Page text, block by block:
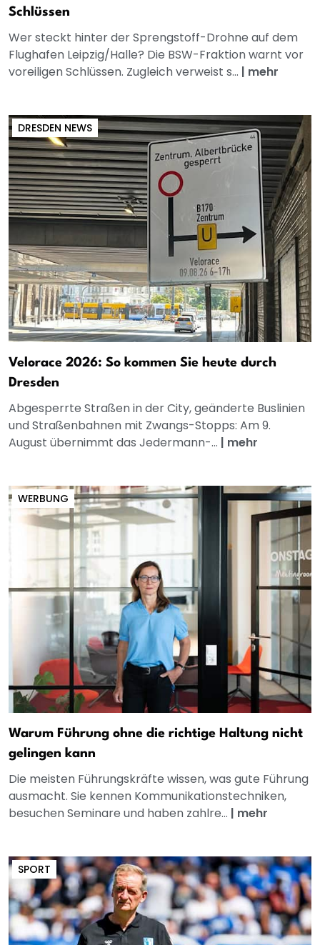
Schlüssen
Wer steckt hinter der Sprengstoff-Drohne auf dem
Flughafen Leipzig/Halle? Die BSW-Fraktion warnt vor
voreiligen Schlüssen. Zugleich verweist s... | mehr
DRESDEN NEWS
Velorace 2026: So kommen Sie heute durch
Dresden
Abgesperrte Straßen in der City, geänderte Buslinien
und Straßenbahnen mit Zwangs-Stopps: Am 9.
August übernimmt das Jedermann-... | mehr
WERBUNG
Warum Führung ohne die richtige Haltung nicht
gelingen kann
Die meisten Führungskräfte wissen, was gute Führung
ausmacht. Sie kennen Kommunikationstechniken,
besuchen Seminare und haben zahlre... | mehr
SPORT